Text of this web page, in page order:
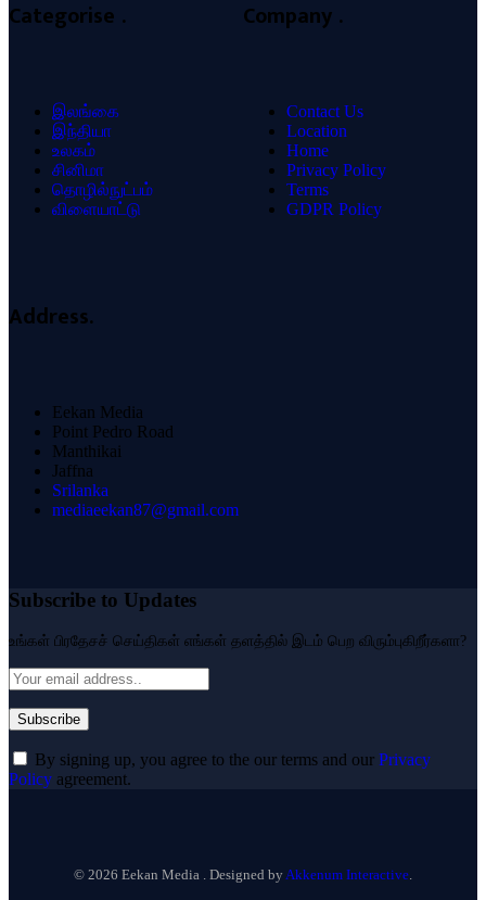
Categorise .
இலங்கை
இந்தியா
உலகம்
சினிமா
தொழில்நுட்பம்
விளையாட்டு
Company .
Contact Us
Location
Home
Privacy Policy
Terms
GDPR Policy
Address.
Eekan Media
Point Pedro Road
Manthikai
Jaffna
Srilanka
mediaeekan87@gmail.com
Subscribe to Updates
உங்கள் பிரதேசச் செய்திகள் எங்கள் தளத்தில் இடம் பெற விரும்புகிறீர்களா?
By signing up, you agree to the our terms and our Privacy
Policy agreement.
© 2026 Eekan Media . Designed byAkkenum Interactive.